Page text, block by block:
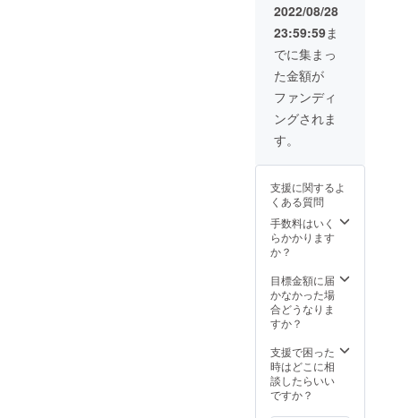
2022/08/28
23:59:59ま
でに集まっ
た金額が
ファンディ
ングされま
す。
支援に関するよ
くある質問
手数料はいく
らかかります
か？
目標金額に届
かなかった場
合どうなりま
すか？
支援で困った
時はどこに相
談したらいい
ですか？